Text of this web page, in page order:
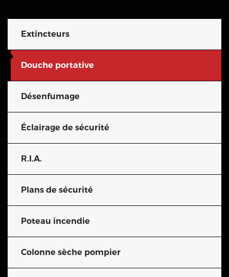
Extincteurs
Douche portative
Désenfumage
Éclairage de sécurité
R.I.A.
Plans de sécurité
Poteau incendie
Colonne sèche pompier